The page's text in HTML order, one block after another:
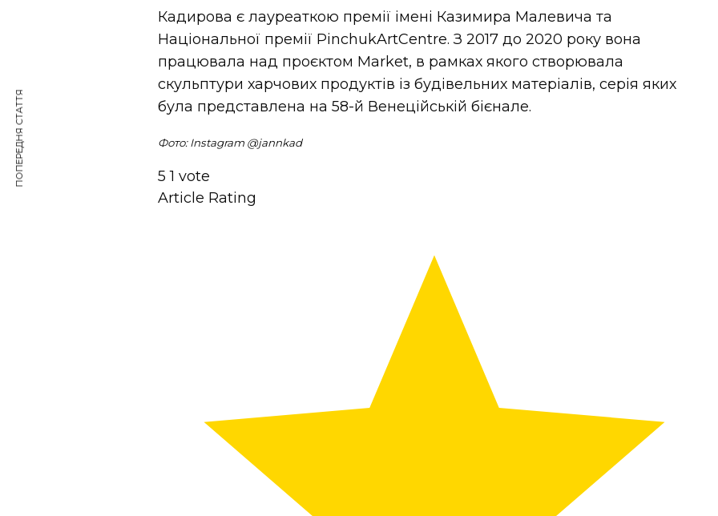
Кадирова є лауреаткою премії імені Казимира Малевича та
Національної премії PinchukArtCentre. З 2017 до 2020 року вона
працювала над проєктом Market, в рамках якого створювала
скульптури харчових продуктів із будівельних матеріалів, серія яких
була представлена на 58-й Венеційській бієнале.
Фото: Instagram @jannkad
5 1 vote
Article Rating
ПОПЕРЕДНЯ СТАТТЯ